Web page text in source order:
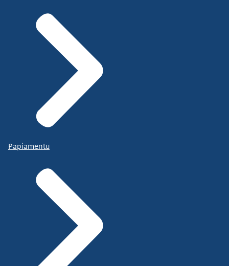
Papiamentu